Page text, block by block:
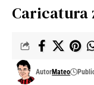
Caricatura
AutorMateo